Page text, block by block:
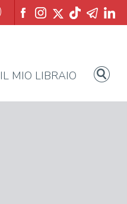
IL MIO LIBRAIO